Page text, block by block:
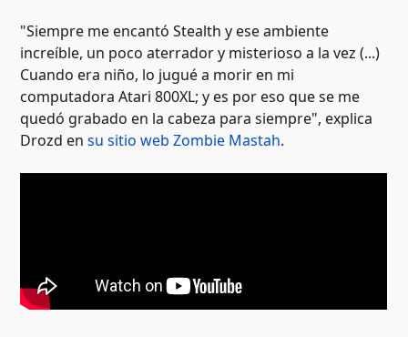
"Siempre me encantó Stealth y ese ambiente
increíble, un poco aterrador y misterioso a la vez (...)
Cuando era niño, lo jugué a morir en mi
computadora Atari 800XL; y es por eso que se me
quedó grabado en la cabeza para siempre", explica
Drozd ensu sitio web Zombie Mastah.